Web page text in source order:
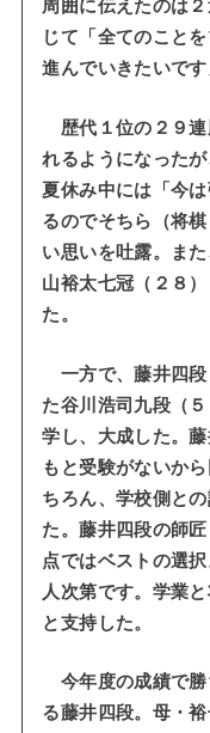
周囲に伝えたのは
じて「全てのこと
進んでいきたいで
歴代１位の２９連
れるようになった
夏休み中には「今
るのでそちら（将
い思いを吐露。ま
山裕太七冠（２８
た。
一方で、藤井四段
た谷川浩司九段（
学し、大成した。
もと受験がないか
ちろん、学校側と
た。藤井四段の師
点ではベストの選
人次第です。学業
と支持した。
今年度の成績で勝
る藤井四段。母・